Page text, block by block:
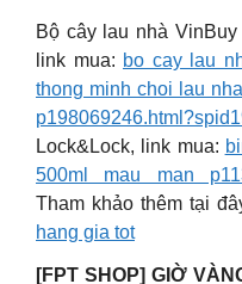
Bộ cây lau nhà
link mua: bo cay lau
thong minh choi lau
Lock&Lock, link mua:
500ml mau man
Tham khảo thêm tại
hang gia tot
[FPT SHOP] GIỜ